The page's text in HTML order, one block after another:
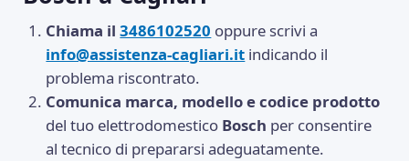
Chiama il3486102520 oppure scrivi a
info@assistenza-cagliari.it indicando il
problema riscontrato.
Comunica marca, modello e codice prodotto
del tuo elettrodomestico Bosch per consentire
al tecnico di prepararsi adeguatamente.